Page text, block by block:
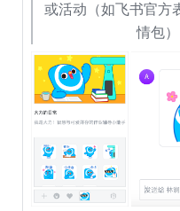
或活动（如飞书官方
情包）